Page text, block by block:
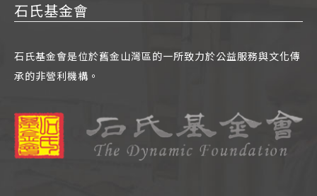
石氏基金會
石氏基金會是位於舊金山灣區的一所致力於公益服務與文化傳
承的非營利機構。